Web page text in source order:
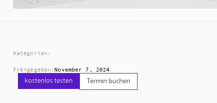
Kategorien:
Freigegeben: November 7, 2024
kostenlos testen Termin buchen